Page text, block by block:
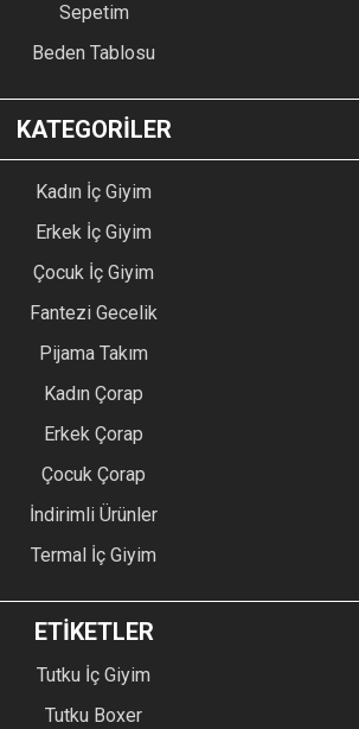
Sepetim
Beden Tablosu
KATEGORİLER
Kadın İç Giyim
Erkek İç Giyim
Çocuk İç Giyim
Fantezi Gecelik
Pijama Takım
Kadın Çorap
Erkek Çorap
Çocuk Çorap
İndirimli Ürünler
Termal İç Giyim
ETİKETLER
Tutku İç Giyim
Tutku Boxer